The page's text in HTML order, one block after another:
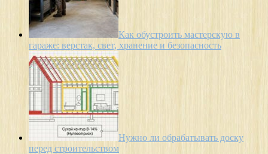
Как обустроить мастерскую в
гараже: верстак, свет, хранение и безопасность
Нужно ли обрабатывать доску
перед строительством